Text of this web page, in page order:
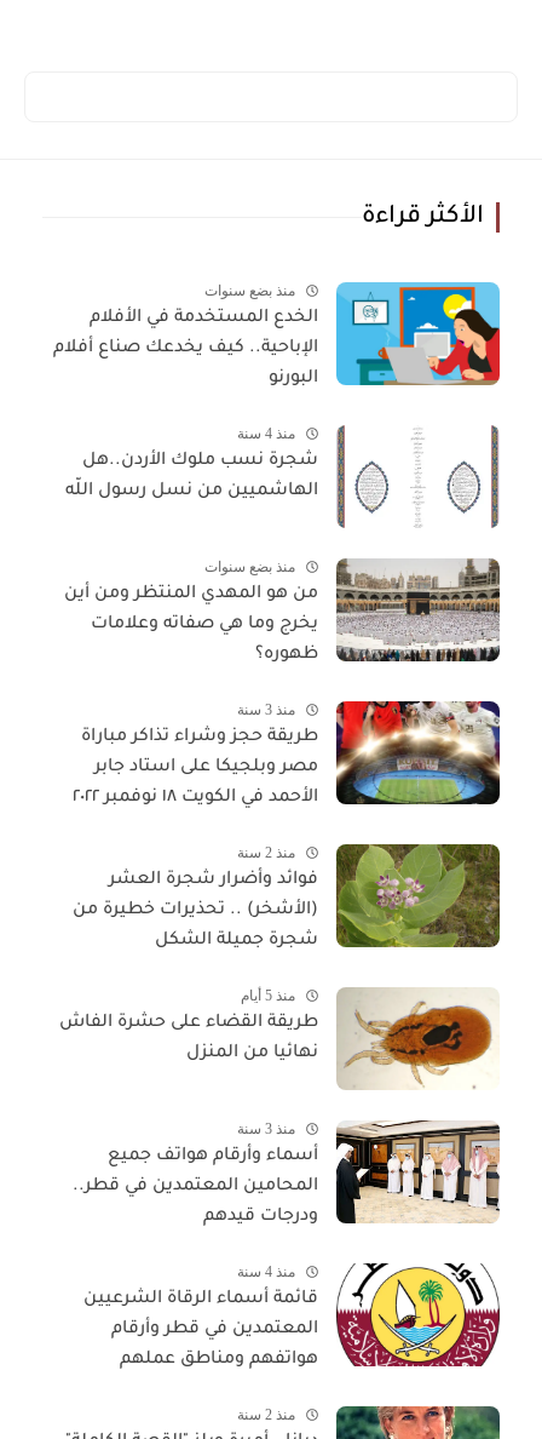
الأكثر قراءة
منذ بضع سنوات
الخدع المستخدمة في الأفلام
الإباحية.. كيف يخدعك صناع أفلام
البورنو
منذ 4 سنة
شجرة نسب ملوك الأردن..هل
الهاشميين من نسل رسول اللّه
منذ بضع سنوات
من هو المهدي المنتظر ومن أين
يخرج وما هي صفاته وعلامات
ظهوره؟
منذ 3 سنة
طريقة حجز وشراء تذاكر مباراة
مصر وبلجيكا على استاد جابر
الأحمد في الكويت ١٨ نوفمبر ٢٠٢٢
منذ 2 سنة
فوائد وأضرار شجرة العشر
(الأشخر) .. تحذيرات خطيرة من
شجرة جميلة الشكل
منذ 5 أيام
طريقة القضاء على حشرة الفاش
نهائيا من المنزل
منذ 3 سنة
أسماء وأرقام هواتف جميع
المحامين المعتمدين في قطر..
ودرجات قيدهم
منذ 4 سنة
قائمة أسماء الرقاة الشرعيين
المعتمدين في قطر وأرقام
هواتفهم ومناطق عملهم
منذ 2 سنة